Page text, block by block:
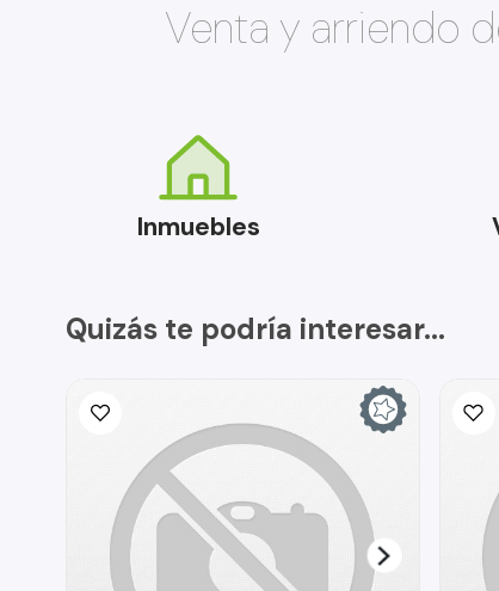
Venta y arriendo
Inmuebles
Quizás te podría interesar...